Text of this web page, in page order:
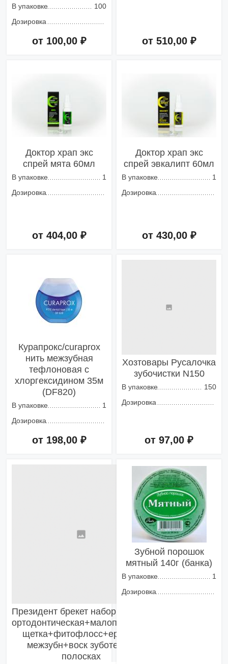
В упаковке
100
Дозировка
от 100,00 ₽ от 510,00 ₽
Доктор храп экс
спрей мята 60мл
В упаковке
1
Дозировка
от 404,00 ₽
Доктор храп экс
спрей эвкалипт 60мл
В упаковке
1
Дозировка
от 430,00 ₽
Курапрокс/curaprox
нить межзубная
тефлоновая с
хлоргексидином 35м
(DF820)
В упаковке
1
Дозировка
от 198,00 ₽
Хозтовары Русалочка
зубочистки N150
В упаковке
150
Дозировка
от 97,00 ₽
Президент брекет набор з/щетка
ортодонтическая+малопучковая
щетка+фитофлосс+ершики
межзубн+воск зуботехн в
полосках
Зубной порошок
мятный 140г (банка)
В упаковке
1
Дозировка